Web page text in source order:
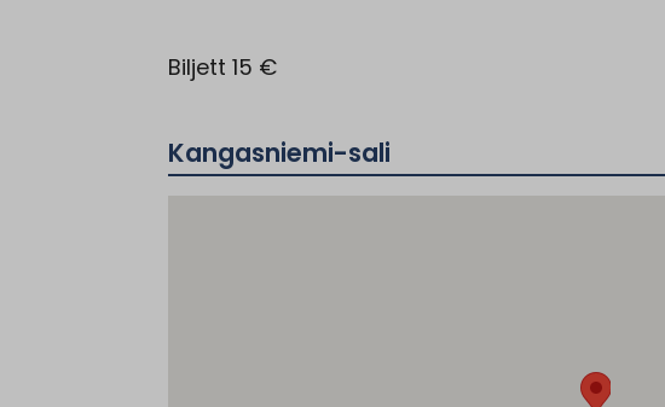
Biljett 15 €
Kangasniemi-sali